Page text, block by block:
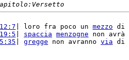
| loro fra poco un mezzo di
spaccia menzogne non avrà
gregge non avranno via di